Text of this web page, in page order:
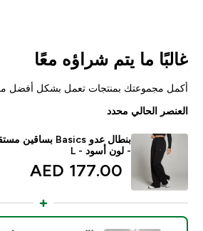
غالبًا ما يتم شراؤه معًا
أكمل مجموعتك بمنتجات تعمل بشكل أفضل
العنصر الحالي محدد
- لون أسود - L
177.00 AED‎